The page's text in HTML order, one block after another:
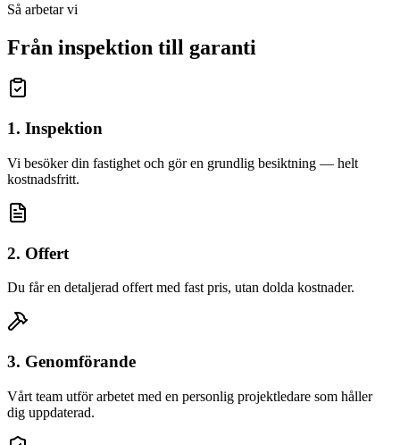
Så arbetar vi
Från inspektion till garanti
1. Inspektion
Vi besöker din fastighet och gör en grundlig besiktning — helt
kostnadsfritt.
2. Offert
Du får en detaljerad offert med fast pris, utan dolda kostnader.
3. Genomförande
Vårt team utför arbetet med en personlig projektledare som håller
dig uppdaterad.